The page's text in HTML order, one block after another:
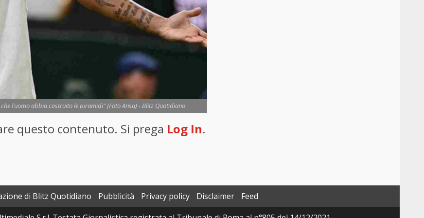
l’uomo abbia costruito le piramidi" (Foto Ansa) - Blitz Quotidiano
questo contenuto. Si prega Log In.
di Blitz Quotidiano Pubblicità Privacy policy Disclaimer
Feed